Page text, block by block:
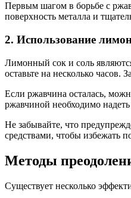
Первым шагом в борьбе с
поверхность металла и
2. Использование
Лимонный сок и соль
оставьте на несколько
Если ржавчина осталась,
ржавчиной необходимо
Не забывайте, что
средствами, чтобы избежать
Методы
Существует несколько